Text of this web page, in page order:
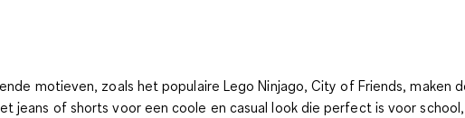
motieven, zoals het populaire Lego Ninjago, City of Friends,
jeans of shorts voor een coole en casual look die perfect is voor